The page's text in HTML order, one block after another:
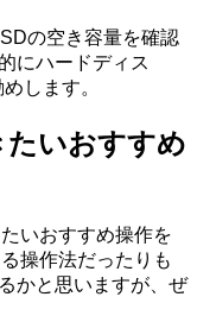
の空き容量を確認
にハードディス
します。
いおすすめ
いおすすめ操作を
操作法だったりも
かと思いますが、ぜ